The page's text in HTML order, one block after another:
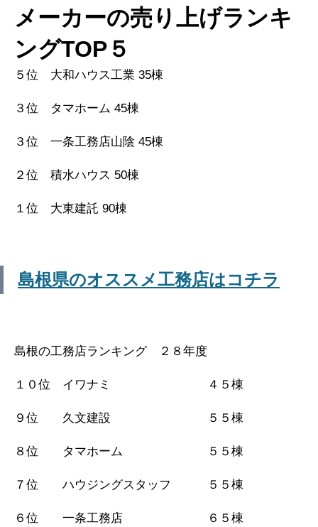
メーカーの売り上げランキ
ングTOP５
５位 大和ハウス工業 35棟
３位 タマホーム 45棟
３位 一条工務店山陰 45棟
２位 積水ハウス 50棟
１位 大東建託 90棟
島根県のオススメ工務店はコチラ
島根の工務店ランキング ２８年度
１０位 イワナミ ４５棟
９位 久文建設 ５５棟
８位 タマホーム ５５棟
７位 ハウジングスタッフ ５５棟
６位 一条工務店 ６５棟